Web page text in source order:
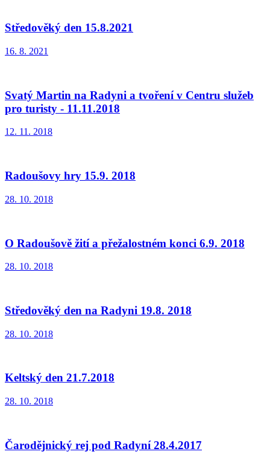
Středověký den 15.8.2021
16. 8. 2021
Svatý Martin na Radyni a tvoření v Centru služeb
pro turisty - 11.11.2018
12. 11. 2018
Radoušovy hry 15.9. 2018
28. 10. 2018
O Radoušově žití a přežalostném konci 6.9. 2018
28. 10. 2018
Středověký den na Radyni 19.8. 2018
28. 10. 2018
Keltský den 21.7.2018
28. 10. 2018
Čarodějnický rej pod Radyní 28.4.2017